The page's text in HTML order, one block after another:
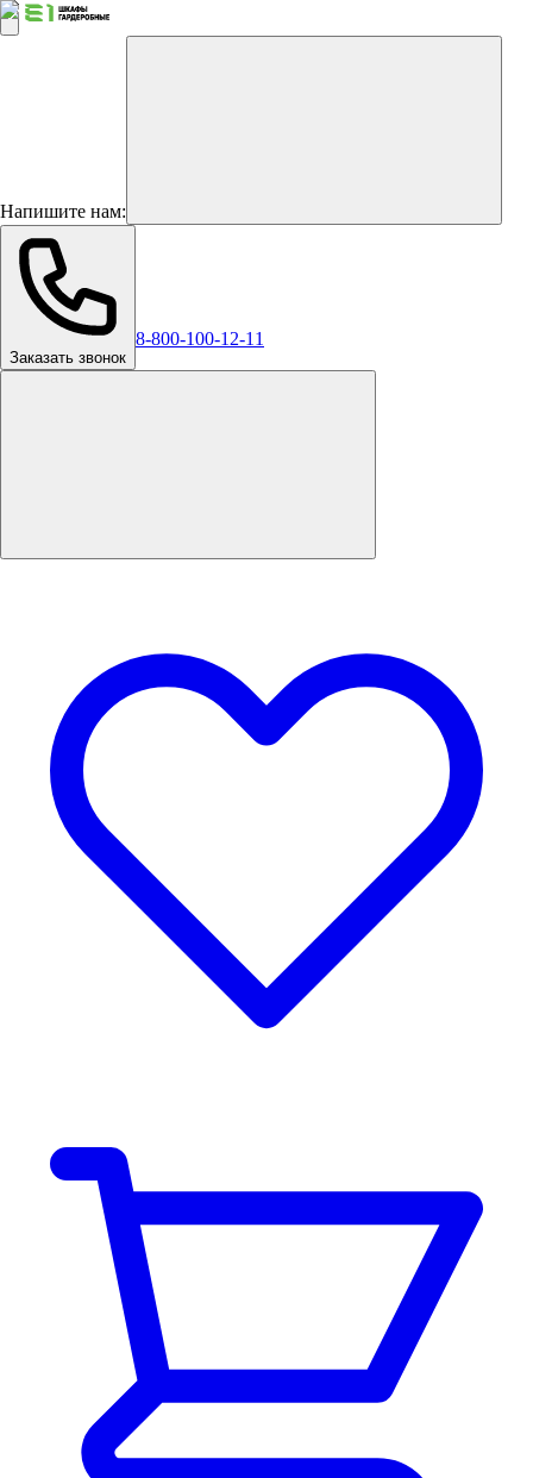
Напишите нам:
Заказать звонок
8-800-100-12-11